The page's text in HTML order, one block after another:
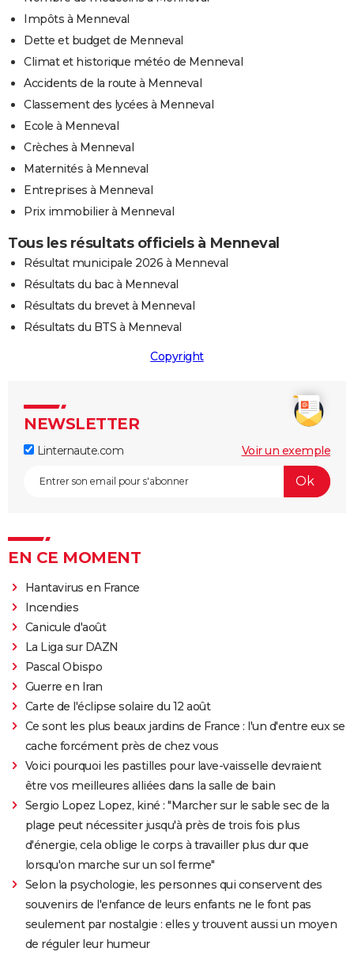
Impôts à Menneval
Dette et budget de Menneval
Climat et historique météo de Menneval
Accidents de la route à Menneval
Classement des lycées à Menneval
Ecole à Menneval
Crèches à Menneval
Maternités à Menneval
Entreprises à Menneval
Prix immobilier à Menneval
Tous les résultats officiels à Menneval
Résultat municipale 2026 à Menneval
Résultats du bac à Menneval
Résultats du brevet à Menneval
Résultats du BTS à Menneval
Copyright
NEWSLETTER
Linternaute.com Voir un exemple
EN CE MOMENT
Hantavirus en France
Incendies
Canicule d'août
La Liga sur DAZN
Pascal Obispo
Guerre en Iran
Carte de l'éclipse solaire du 12 août
Ce sont les plus beaux jardins de France : l'un d'entre eux se
cache forcément près de chez vous
Voici pourquoi les pastilles pour lave-vaisselle devraient
être vos meilleures alliées dans la salle de bain
Sergio Lopez Lopez, kiné : "Marcher sur le sable sec de la
plage peut nécessiter jusqu'à près de trois fois plus
d'énergie, cela oblige le corps à travailler plus dur que
lorsqu'on marche sur un sol ferme"
Selon la psychologie, les personnes qui conservent des
souvenirs de l'enfance de leurs enfants ne le font pas
seulement par nostalgie : elles y trouvent aussi un moyen
de réguler leur humeur